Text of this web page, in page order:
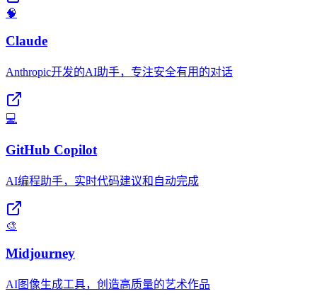
🧠
Claude
Anthropic开发的AI助手，专注安全有用的对话
💻
GitHub Copilot
AI编程助手，实时代码建议和自动完成
🎨
Midjourney
AI图像生成工具，创造高质量的艺术作品